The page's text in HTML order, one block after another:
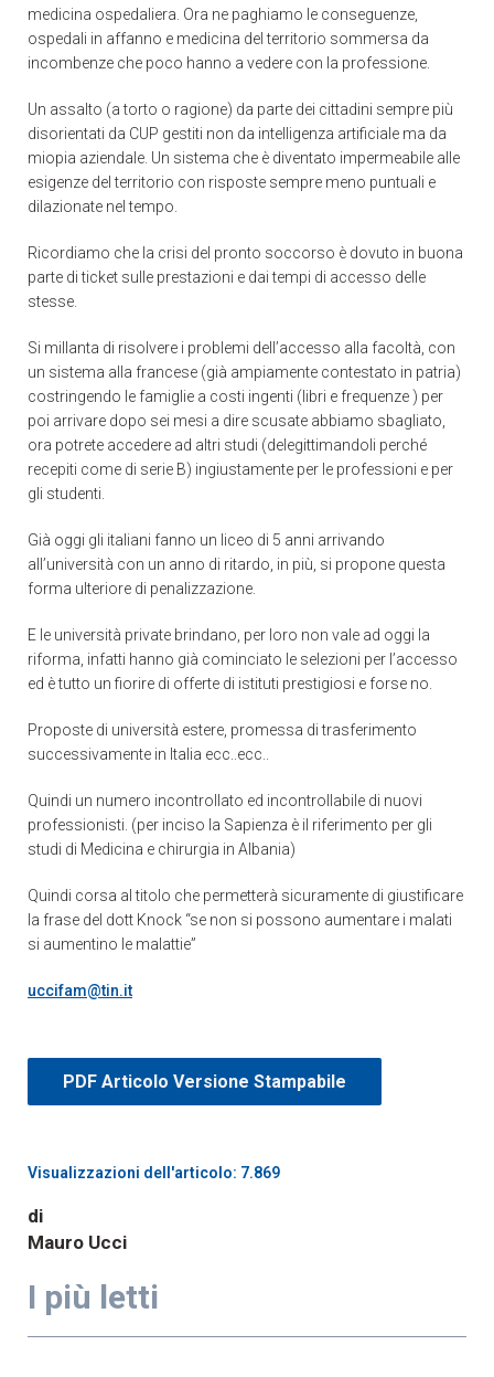
medicina ospedaliera. Ora ne paghiamo le conseguenze,
ospedali in affanno e medicina del territorio sommersa da
incombenze che poco hanno a vedere con la professione.
Un assalto (a torto o ragione) da parte dei cittadini sempre più
disorientati da CUP gestiti non da intelligenza artificiale ma da
miopia aziendale. Un sistema che è diventato impermeabile alle
esigenze del territorio con risposte sempre meno puntuali e
dilazionate nel tempo.
Ricordiamo che la crisi del pronto soccorso è dovuto in buona
parte di ticket sulle prestazioni e dai tempi di accesso delle
stesse.
Si millanta di risolvere i problemi dell’accesso alla facoltà, con
un sistema alla francese (già ampiamente contestato in patria)
costringendo le famiglie a costi ingenti (libri e frequenze ) per
poi arrivare dopo sei mesi a dire scusate abbiamo sbagliato,
ora potrete accedere ad altri studi (delegittimandoli perché
recepiti come di serie B) ingiustamente per le professioni e per
gli studenti.
Già oggi gli italiani fanno un liceo di 5 anni arrivando
all’università con un anno di ritardo, in più, si propone questa
forma ulteriore di penalizzazione.
E le università private brindano, per loro non vale ad oggi la
riforma, infatti hanno già cominciato le selezioni per l’accesso
ed è tutto un fiorire di offerte di istituti prestigiosi e forse no.
Proposte di università estere, promessa di trasferimento
successivamente in Italia ecc..ecc..
Quindi un numero incontrollato ed incontrollabile di nuovi
professionisti. (per inciso la Sapienza è il riferimento per gli
studi di Medicina e chirurgia in Albania)
Quindi corsa al titolo che permetterà sicuramente di giustificare
la frase del dott Knock “se non si possono aumentare i malati
si aumentino le malattie”
uccifam@tin.it
PDF Articolo Versione Stampabile
Visualizzazioni dell'articolo: 7.869
di
Mauro Ucci
I più letti